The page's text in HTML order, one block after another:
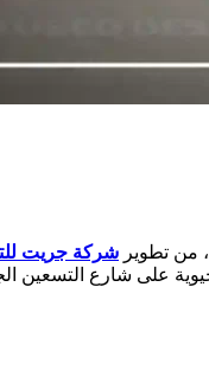
من تطوير شركة جريت
على شارع التسعين